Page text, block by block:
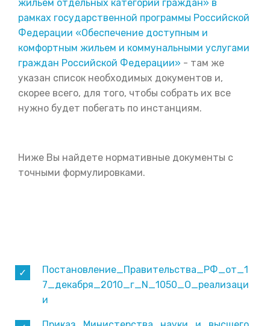
жильем отдельных категорий граждан» в
рамках государственной программы Российской
Федерации «Обеспечение доступным и
комфортным жильем и коммунальными услугами
граждан Российской Федерации» - там же
указан список необходимых документов и,
скорее всего, для того, чтобы собрать их все
нужно будет побегать по инстанциям.
Ниже Вы найдете нормативные документы с
точными формулировками.
Постановление_Правительства_РФ_от_1
7_декабря_2010_г_N_1050_О_реализаци
и